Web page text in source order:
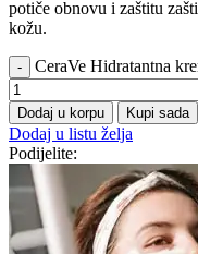
potiče obnovu i zaštitu
kožu.
CeraVe Hidratantna
Dodaj u korpu Kupi sada
Dodaj u listu želja
Podijelite: